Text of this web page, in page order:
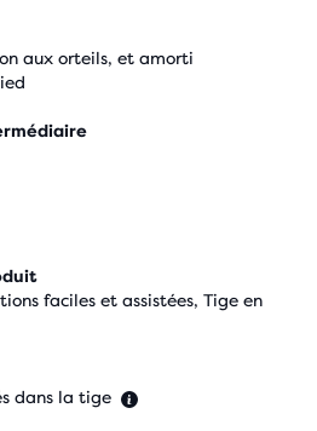
aux orteils, et amorti
faciles et assistées, Tige en
dans la tige